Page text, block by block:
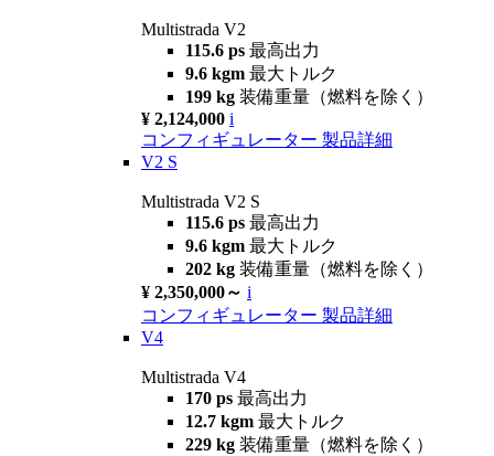
Multistrada V2
115.6 ps 最高出力
9.6 kgm 最大トルク
199 kg 装備重量（燃料を除く）
¥ 2,124,000 i
コンフィギュレーター 製品詳細
V2 S
Multistrada V2 S
115.6 ps 最高出力
9.6 kgm 最大トルク
202 kg 装備重量（燃料を除く）
¥ 2,350,000～ i
コンフィギュレーター 製品詳細
V4
Multistrada V4
170 ps 最高出力
12.7 kgm 最大トルク
229 kg 装備重量（燃料を除く）